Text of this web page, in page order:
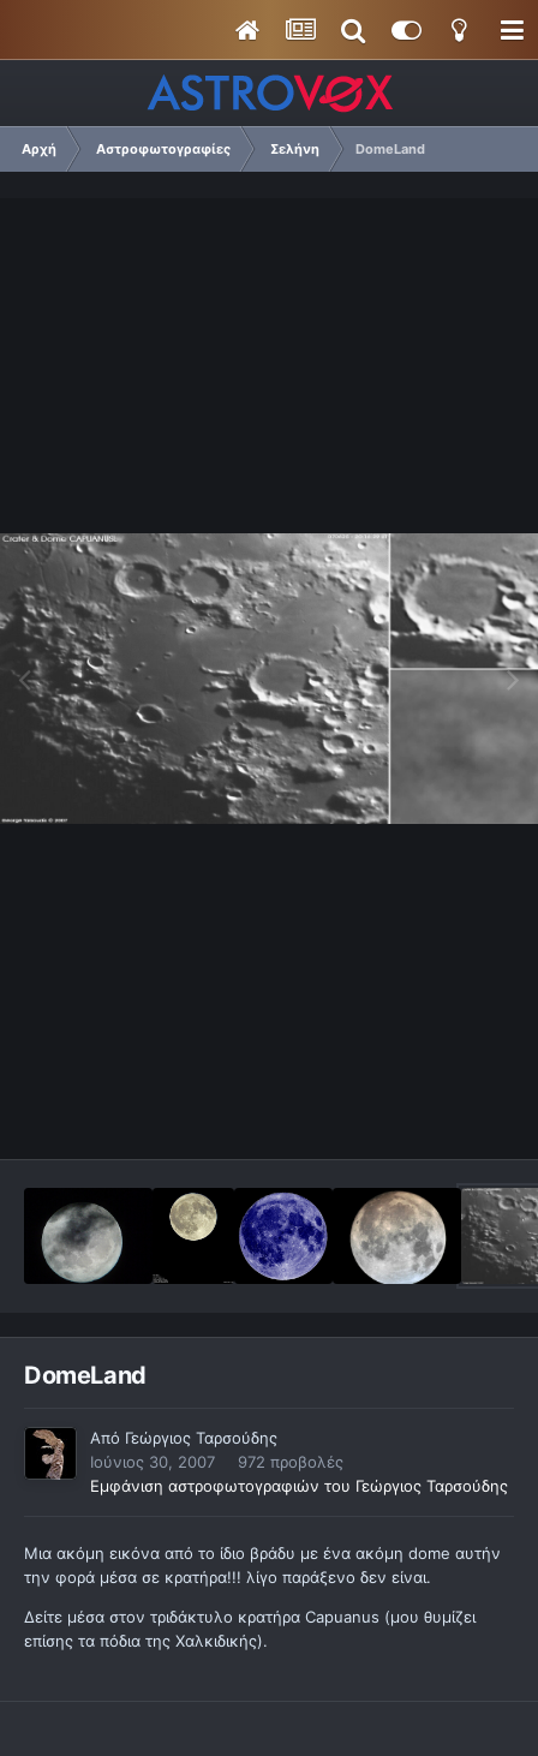
Αρχή Αστροφωτογραφίες Σελήνη DomeLand
DomeLand
Από Γεώργιος Ταρσούδης
Ιούνιος 30, 2007
972 προβολές
Εμφάνιση αστροφωτογραφιών του Γεώργιος Ταρσούδης
Μια ακόμη εικόνα από το ίδιο βράδυ με ένα ακόμη dome αυτήν
την φορά μέσα σε κρατήρα!!! λίγο παράξενο δεν είναι.
Δείτε μέσα στον τριδάκτυλο κρατήρα Capuanus (μου θυμίζει
επίσης τα πόδια της Χαλκιδικής).